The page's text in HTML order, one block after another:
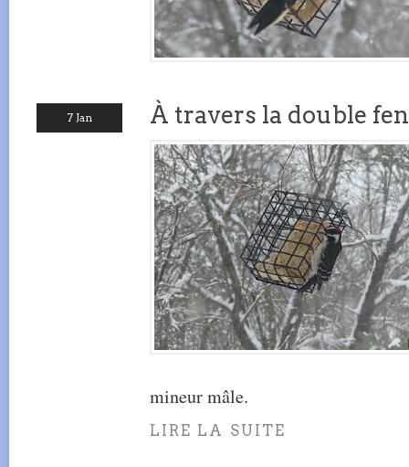
7 Jan À travers la double
mineur mâle.
LIRE LA SUITE